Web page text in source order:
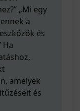
„Mi egy
a
és
Ha
amelyek
és